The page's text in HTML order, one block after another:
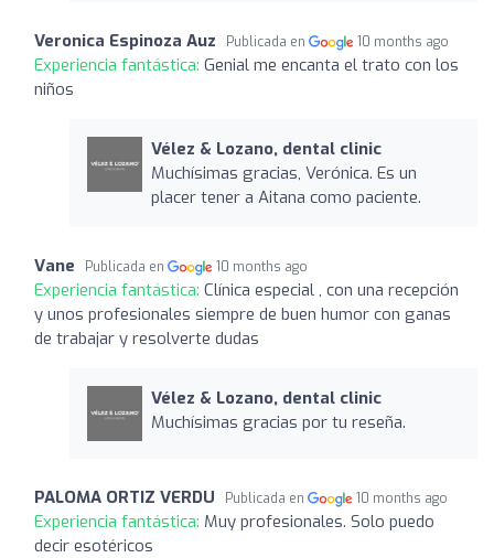
Veronica Espinoza Auz Publicada en 10 months ago
Experiencia fantástica: Genial me encanta el trato con los
niños
Vélez & Lozano, dental clinic
Muchísimas gracias, Verónica. Es un
placer tener a Aitana como paciente.
Vane Publicada en 10 months ago
Experiencia fantástica: Clínica especial , con una recepción
y unos profesionales siempre de buen humor con ganas
de trabajar y resolverte dudas
Vélez & Lozano, dental clinic
Muchísimas gracias por tu reseña.
PALOMA ORTIZ VERDU Publicada en 10 months ago
Experiencia fantástica: Muy profesionales. Solo puedo
decir esotéricos